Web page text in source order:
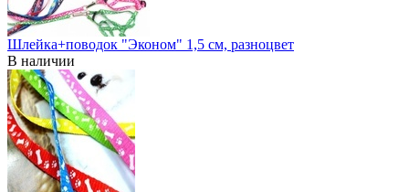
Шлейка+поводок "Эконом" 1,5 см, разноцвет
В наличии